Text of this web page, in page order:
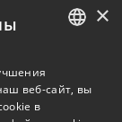
SPANISH
×
веб-сайт, вы
в